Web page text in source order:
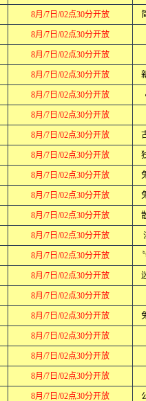
8月/7日/02点30分开放
8月/7日/02点30分开放
8月/7日/02点30分开放
8月/7日/02点30分开放
8月/7日/02点30分开放
8月/7日/02点30分开放
8月/7日/02点30分开放
8月/7日/02点30分开放
8月/7日/02点30分开放
8月/7日/02点30分开放
8月/7日/02点30分开放
8月/7日/02点30分开放
8月/7日/02点30分开放
8月/7日/02点30分开放
8月/7日/02点30分开放
8月/7日/02点30分开放
8月/7日/02点30分开放
8月/7日/02点30分开放
8月/7日/02点30分开放
8月/7日/02点30分开放